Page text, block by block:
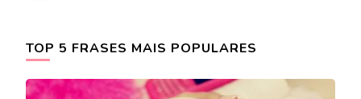
TOP 5 FRASES MAIS POPULARES